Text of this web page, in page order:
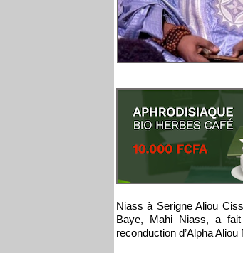
Niass à Serigne Aliou
Baye, Mahi Niass, a
reconduction d’Alpha